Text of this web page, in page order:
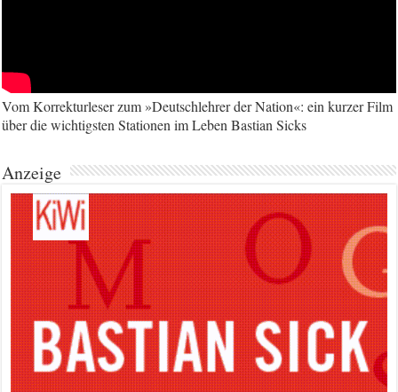
Vom Korrekturleser zum »Deutschlehrer der Nation«: ein kurzer Film
über die wichtigsten Stationen im Leben Bastian Sicks
Anzeige